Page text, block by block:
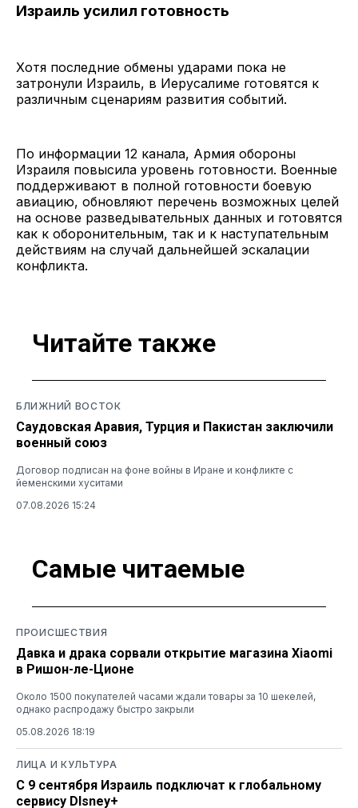
Израиль усилил готовность
Хотя последние обмены ударами пока не
затронули Израиль, в Иерусалиме готовятся к
различным сценариям развития событий.
По информации 12 канала, Армия обороны
Израиля повысила уровень готовности. Военные
поддерживают в полной готовности боевую
авиацию, обновляют перечень возможных целей
на основе разведывательных данных и готовятся
как к оборонительным, так и к наступательным
действиям на случай дальнейшей эскалации
конфликта.
Читайте также
БЛИЖНИЙ ВОСТОК
Саудовская Аравия, Турция и Пакистан заключили
военный союз
Договор подписан на фоне войны в Иране и конфликте с
йеменскими хуситами
07.08.2026 15:24
Самые читаемые
ПРОИСШЕСТВИЯ
Давка и драка сорвали открытие магазина Xiaomi
в Ришон-ле-Ционе
Около 1500 покупателей часами ждали товары за 10 шекелей,
однако распродажу быстро закрыли
05.08.2026 18:19
ЛИЦА И КУЛЬТУРА
С 9 сентября Израиль подключат к глобальному
сервису DIsney+